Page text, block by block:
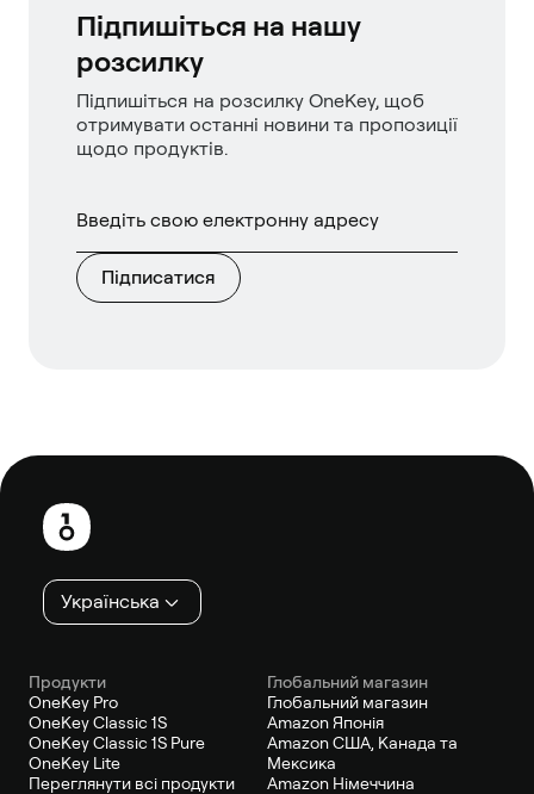
Підпишіться на нашу
розсилку
Підпишіться на розсилку OneKey, щоб
отримувати останні новини та пропозиції
щодо продуктів.
Підписатися
Нижній
колонтитул
Українська
Продукти
OneKey Pro
OneKey Classic 1S
OneKey Classic 1S Pure
OneKey Lite
Переглянути всі продукти
Глобальний магазин
Глобальний магазин
Amazon Японія
Amazon США, Канада та
Мексика
Amazon Німеччина